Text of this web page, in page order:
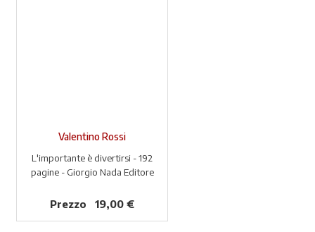
Valentino Rossi
L'importante è divertirsi - 192
pagine - Giorgio Nada Editore
Prezzo 19,00 €